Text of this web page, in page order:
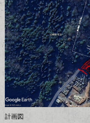
計画図